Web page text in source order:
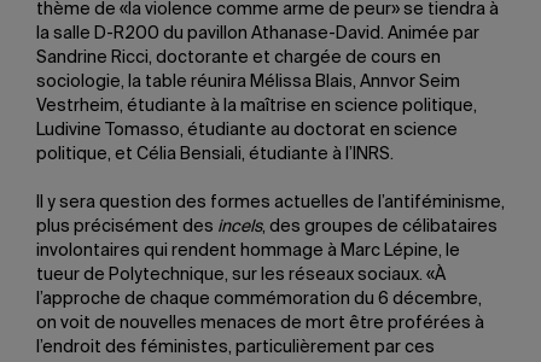
thème de «la violence comme arme de peur» se tiendra à
la salle D-R200 du pavillon Athanase-David. Animée par
Sandrine Ricci, doctorante et chargée de cours en
sociologie, la table réunira Mélissa Blais, Annvor Seim
Vestrheim, étudiante à la maîtrise en science politique,
Ludivine Tomasso, étudiante au doctorat en science
politique, et Célia Bensiali, étudiante à l’INRS.
Il y sera question des formes actuelles de l’antiféminisme,
plus précisément des incels, des groupes de célibataires
involontaires qui rendent hommage à Marc Lépine, le
tueur de Polytechnique, sur les réseaux sociaux. «À
l’approche de chaque commémoration du 6 décembre,
on voit de nouvelles menaces de mort être proférées à
l’endroit des féministes, particulièrement par ces